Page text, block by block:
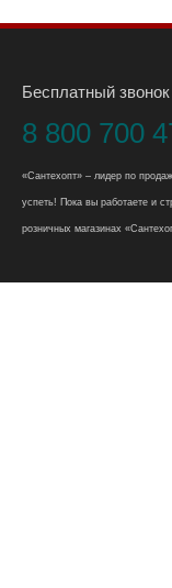
Бесплатный звонок
8 800 700
«Сантехопт» – лидер по
успеть! Пока вы работаете и
розничных магазинах